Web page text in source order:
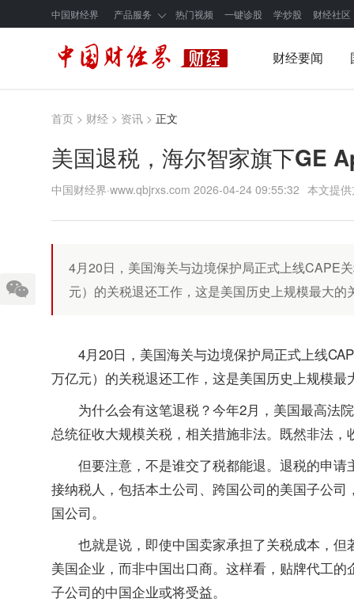
中国财经界 产品服务 热门视频 一键诊股 学炒股 财经社区
财经要闻
首页 > 财经 > 资讯 > 正文
美国退税，海尔智家旗下GE
中国财经界·www.qbjrxs.com 2026-04-24 09:55:32 本文提
4月20日，美国海关与边境保护局正式上线CAPE
元）的关税退还工作，这是美国历史上规模最大
4月20日，美国海关与边境保护局正式上线
万亿元）的关税退还工作，这是美国历史上规模最
为什么会有这笔退税？今年2月，美国最高法
总统征收大规模关税，相关措施非法。既然非法
但要注意，不是谁交了税都能退。退税的申
接纳税人，包括本土公司、跨国公司的美国子公
国公司。
也就是说，即使中国卖家承担了关税成本，
美国企业，而非中国出口商。这样看，贴牌代工
子公司的中国企业或将受益。